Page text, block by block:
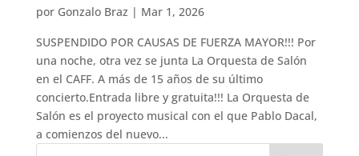
por Gonzalo Braz | Mar 1, 2026
SUSPENDIDO POR CAUSAS DE FUERZA MAYOR!!! Por
una noche, otra vez se junta La Orquesta de Salón
en el CAFF. A más de 15 años de su último
concierto.Entrada libre y gratuita!!! La Orquesta de
Salón es el proyecto musical con el que Pablo Dacal,
a comienzos del nuevo...